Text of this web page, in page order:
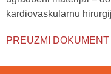
kardiovaskularnu
PREUZMI DOKUMENT